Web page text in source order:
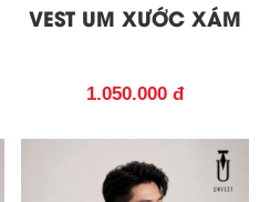
VEST UM XƯỚC XÁM
1.050.000 đ